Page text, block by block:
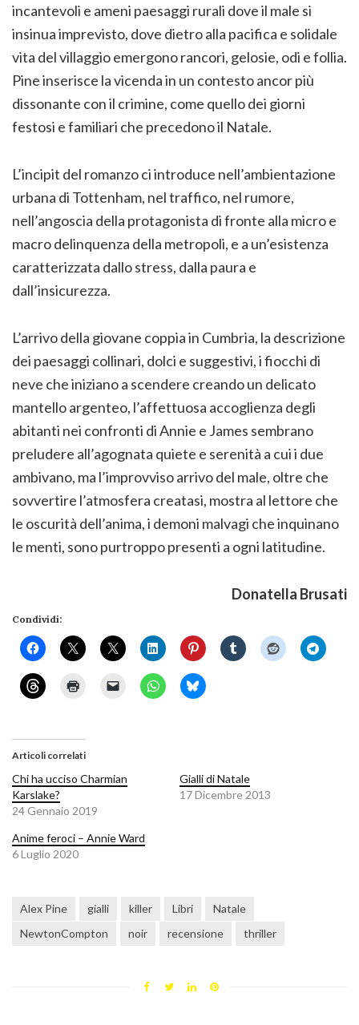
incantevoli e ameni paesaggi rurali dove il male si
insinua imprevisto, dove dietro alla pacifica e solidale
vita del villaggio emergono rancori, gelosie, odi e follia.
Pine inserisce la vicenda in un contesto ancor più
dissonante con il crimine, come quello dei giorni
festosi e familiari che precedono il Natale.
L’incipit del romanzo ci introduce nell’ambientazione
urbana di Tottenham, nel traffico, nel rumore,
nell’angoscia della protagonista di fronte alla micro e
macro delinquenza della metropoli, e a un’esistenza
caratterizzata dallo stress, dalla paura e
dall’insicurezza.
L’arrivo della giovane coppia in Cumbria, la descrizione
dei paesaggi collinari, dolci e suggestivi, i fiocchi di
neve che iniziano a scendere creando un delicato
mantello argenteo, l’affettuosa accoglienza degli
abitanti nei confronti di Annie e James sembrano
preludere all’agognata quiete e serenità a cui i due
ambivano, ma l’improvviso arrivo del male, oltre che
sovvertire l’atmosfera creatasi, mostra al lettore che
le oscurità dell’anima, i demoni malvagi che inquinano
le menti, sono purtroppo presenti a ogni latitudine.
Donatella Brusati
Condividi:
Articoli correlati
Chi ha ucciso Charmian
Karslake?
24 Gennaio 2019
Gialli di Natale
17 Dicembre 2013
Anime feroci – Annie Ward
6 Luglio 2020
Alex Pine gialli killer Libri
Natale
NewtonCompton
noir recensione thriller